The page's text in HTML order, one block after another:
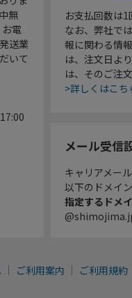
無
電
送業
いて
お支払回数は1
なお、弊社で
報に関わる情
は、注文日よ
は、そのご注
>詳しくはこち
メール受信
キャリアメー
以下のドメイ
指定するドメ
ご利用案内 ご利用規約